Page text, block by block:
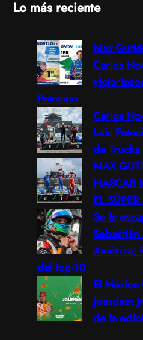
Lo más reciente
Max
Carlos
Potosino
Carlos
Luis
de
MAX
NASCAR
EL
Se le
América;
del top-10
El
Jourdain
de la